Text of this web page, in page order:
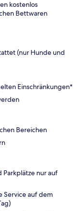
kostenlos
Bettwaren
(nur Hunde und
Einschränkungen*
Bereichen
nur auf
Service auf dem